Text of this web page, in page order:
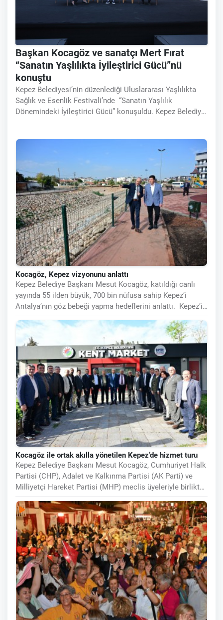
Başkan Kocagöz ve sanatçı Mert Fırat
“Sanatın Yaşlılıkta İyileştirici Gücü”nü
konuştu
Kepez Belediyesi’nin düzenlediği Uluslararası Yaşlılıkta
Sağlık ve Esenlik Festivali’nde “Sanatın Yaşlılık
Dönemindeki İyileştirici Gücü” konuşuldu. Kepez Belediye
Kocagöz, Kepez vizyonunu anlattı
Kepez Belediye Başkanı Mesut Kocagöz, katıldığı canlı
yayında 55 ilden büyük, 700 bin nüfusa sahip Kepez’i
Antalya’nın göz bebeği yapma hedeflerini anlattı. Kepez’i
UNESCO
Kocagöz ile ortak akılla yönetilen Kepez’de hizmet turu
Kepez Belediye Başkanı Mesut Kocagöz, Cumhuriyet Halk
Partisi (CHP), Adalet ve Kalkınma Partisi (AK Parti) ve
Milliyetçi Hareket Partisi (MHP) meclis üyeleriyle birlikte
ilçede tamamlanan ve